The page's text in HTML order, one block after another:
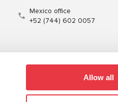
Allow all
Mexico office
+52 (744) 602 0057